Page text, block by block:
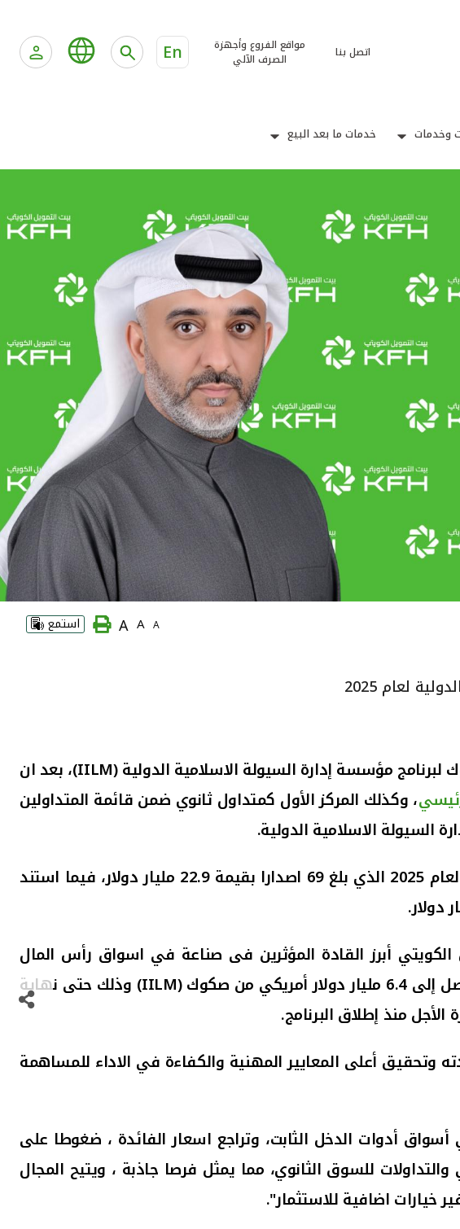
اتصل بنا
مواقع الفروع وأجهزة
الصرف الآلي
En
وخدمات خدمات ما بعد البيع
A
A
A استمع
لعام 2025
مؤسسة إدارة السيولة الاسلامية الدولية (IILM)، بعد ان
، وكذلك المركز الأول كمتداول ثانوي ضمن قائمة المتداولين
السيولة الاسلامية الدولية.
واستند تصنيف المركز الأول في سوق الصكوك الرئيسي إلى اجمالي حجم اصدارات الصكوك لعام 2025 الذي بلغ 69 اصدارا بقيمة 22.9 مليار دولار، فيما استند
ي أبرز القادة المؤثرين فى صناعة في اسواق رأس المال
من صكوك ( IILM) وذلك حتى نهاية
الأجل منذ إطلاق البرنامج.
أعلى المعايير المهنية والكفاءة في الاداء للمساهمة
أدوات الدخل الثابت، وتراجع اسعار الفائدة ، ضغوطا على
للسوق الثانوي، مما يمثل فرصا جاذبة ، ويتيح المجال
خيارات اضافية للاستثمار".